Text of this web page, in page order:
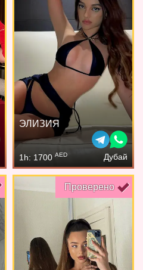
ЭЛИЗИЯ
1h: 1700AED Дубай
Проверено